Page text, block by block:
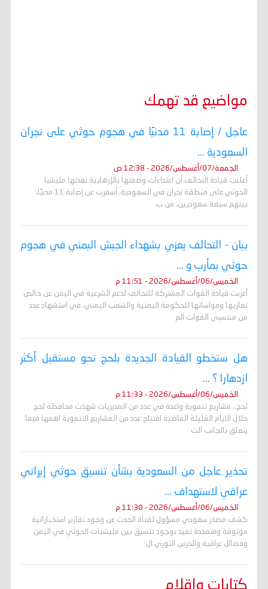
مواضيع قد تهمك
عاجل / إصابة 11 مدنيًا في هجوم حوثي على نجران
السعودية ...
الجمعة/07/أغسطس/2026 - 12:38 ص
أعلنت قيادة التحالف أن اعتداءات وصفتها بالإرهابية نفذتها مليشيا
الحوثي على منطقة نجران في السعودية، أسفرت عن إصابة 11 مدنيًا،
بينهم سبعة سعوديين، من ب
بيان - التحالف يعزي بشهداء الجيش اليمني في هجوم
حوثي بمأرب و ...
الخميس/06/أغسطس/2026 - 11:51 م
أعربت قيادة القوات المشتركة للتحالف لدعم الشرعية في اليمن عن خالص
تعازيها ومواساتها للحكومة اليمنية والشعب اليمني، في استشهاد عدد
من منتسبي القوات الم
هل ستخطو القيادة الجديدة بلحج نحو مستقبل أكثر
ازدهارا ؟ ...
الخميس/06/أغسطس/2026 - 11:33 م
لحج.. مشاريع تنموية واعدة في عدد من المديريات شهدت محافظة لحج
خلال الايام القليلة الماضية افتتاح عدد من المشاريع التنموية اهمها فيما
يتعلق بالجانب الت
تحذير عاجل من السعودية بشأن تنسيق حوثي إيراني
عراقي لاستهداف ...
الخميس/06/أغسطس/2026 - 11:30 م
كشف مصدر سعودي مسؤول لقناة الحدث عن وجود تقارير استخباراتية
موثوقة ومتعددة تفيد بوجود تنسيق بين مليشيات الحوثي في اليمن
وفصائل عراقية والحرس الثوري ال
كتابات واقلام